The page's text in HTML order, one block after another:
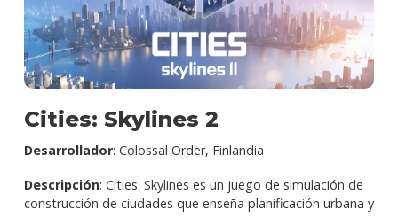
Cities: Skylines 2
Desarrollador: Colossal Order, Finlandia
Descripción: Cities: Skylines es un juego de simulación de
construcción de ciudades que enseña planificación urbana y